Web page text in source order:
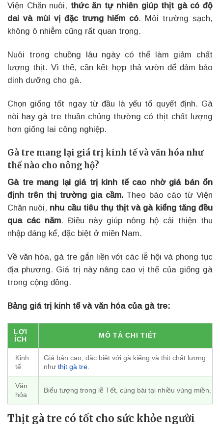
Viện Chăn nuôi, thức ăn tự nhiên giúp thịt gà có độ
dai và mùi vị đặc trưng hiếm có. Môi trường sạch,
không ô nhiễm cũng rất quan trọng.
Nuôi trong chuồng lâu ngày có thể làm giảm chất
lượng thịt. Vì thế, cần kết hợp thả vườn để đảm bảo
dinh dưỡng cho gà.
Chọn giống tốt ngay từ đầu là yếu tố quyết định. Gà
nòi hay gà tre thuần chủng thường có thịt chất lượng
hơn giống lai công nghiệp.
Gà tre mang lại giá trị kinh tế và văn hóa như
thế nào cho nông hộ?
Gà tre mang lại giá trị kinh tế cao nhờ giá bán ổn
định trên thị trường gia cầm.Theo báo cáo từ Viện
Chăn nuôi, nhu cầu tiêu thụ thịt và gà kiểng tăng đều
qua các năm. Điều này giúp nông hộ cải thiện thu
nhập đáng kể, đặc biệt ở miền Nam.
Về văn hóa, gà tre gắn liền với các lễ hội và phong tục
địa phương. Giá trị này nâng cao vị thế của giống gà
trong cộng đồng.
Bảng giá trị kinh tế và văn hóa của gà tre:
LỢI
ÍCH
MÔ TẢ CHI TIẾT
Kinh
tế
Giá bán cao, đặc biệt với gà kiểng và thịt chất lượng
như thịt gà tre.
Văn
hóa
Biểu tượng trong lễ Tết, cúng bái tại nhiều vùng miền.
Thịt gà tre có tốt cho sức khỏe người